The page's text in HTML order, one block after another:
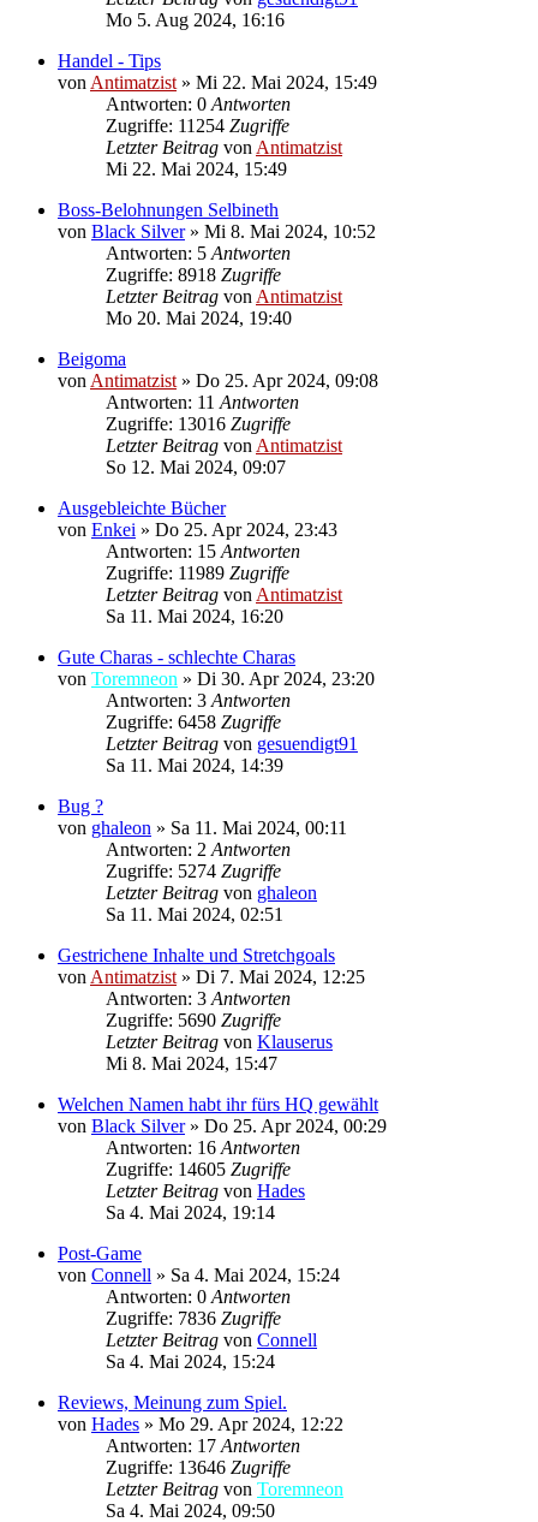
Mo 5. Aug 2024, 16:16
Handel - Tips
von Antimatzist » Mi 22. Mai 2024, 15:49
Antworten: 0 Antworten
Zugriffe: 11254 Zugriffe
Letzter Beitrag von Antimatzist
Mi 22. Mai 2024, 15:49
Boss-Belohnungen Selbineth
von Black Silver» Mi 8. Mai 2024, 10:52
Antworten: 5 Antworten
Zugriffe: 8918 Zugriffe
Letzter Beitrag von Antimatzist
Mo 20. Mai 2024, 19:40
Beigoma
von Antimatzist » Do 25. Apr 2024, 09:08
Antworten: 11 Antworten
Zugriffe: 13016 Zugriffe
Letzter Beitrag von Antimatzist
So 12. Mai 2024, 09:07
Ausgebleichte Bücher
von Enkei » Do 25. Apr 2024, 23:43
Antworten: 15 Antworten
Zugriffe: 11989 Zugriffe
Letzter Beitrag von Antimatzist
Sa 11. Mai 2024, 16:20
Gute Charas - schlechte Charas
von Toremneon » Di 30. Apr 2024, 23:20
Antworten: 3 Antworten
Zugriffe: 6458 Zugriffe
Letzter Beitrag von gesuendigt91
Sa 11. Mai 2024, 14:39
Bug ?
von ghaleon » Sa 11. Mai 2024, 00:11
Antworten: 2 Antworten
Zugriffe: 5274 Zugriffe
Letzter Beitrag von ghaleon
Sa 11. Mai 2024, 02:51
Gestrichene Inhalte und Stretchgoals
von Antimatzist » Di 7. Mai 2024, 12:25
Antworten: 3 Antworten
Zugriffe: 5690 Zugriffe
Letzter Beitrag von Klauserus
Mi 8. Mai 2024, 15:47
Welchen Namen habt ihr fürs HQ gewählt
von Black Silver» Do 25. Apr 2024, 00:29
Antworten: 16 Antworten
Zugriffe: 14605 Zugriffe
Letzter Beitrag von Hades
Sa 4. Mai 2024, 19:14
Post-Game
von Connell » Sa 4. Mai 2024, 15:24
Antworten: 0 Antworten
Zugriffe: 7836 Zugriffe
Letzter Beitrag von Connell
Sa 4. Mai 2024, 15:24
Reviews, Meinung zum Spiel.
von Hades » Mo 29. Apr 2024, 12:22
Antworten: 17 Antworten
Zugriffe: 13646 Zugriffe
Letzter Beitrag von Toremneon
Sa 4. Mai 2024, 09:50